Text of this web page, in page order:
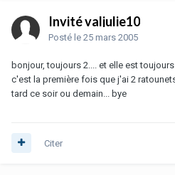
Invité valjulie10
Posté le 25 mars 2005
bonjour, toujours 2.... et elle est
c'est la première fois que j'ai 2
tard ce soir ou demain... bye
Citer